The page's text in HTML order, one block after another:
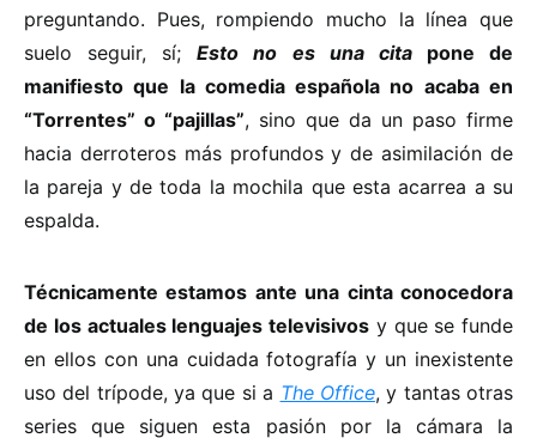
preguntando. Pues, rompiendo mucho la línea que
suelo seguir, sí;Esto no es una citapone de
manifiesto que la comedia española no acaba en
“Torrentes” o “pajillas”, sino que da un paso firme
hacia derroteros más profundos y de asimilación de
la pareja y de toda la mochila que esta acarrea a su
espalda.
Técnicamente estamos ante una cinta conocedora
de los actuales lenguajes televisivos y que se funde
en ellos con una cuidada fotografía y un inexistente
uso del trípode, ya que si a The Office, y tantas otras
series que siguen esta pasión por la cámara la